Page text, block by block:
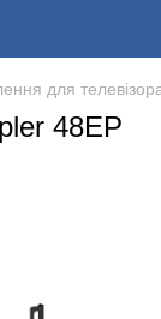
для
48EP